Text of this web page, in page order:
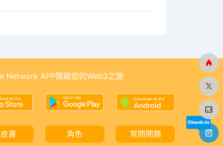
Network APP開啟您的Web3之旅
書 角色 常問問題